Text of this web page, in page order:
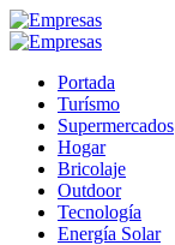
Saltar
al
Menú
Portada
Turísmo
Supermercados
Hogar
Bricolaje
Outdoor
Tecnología
Energía Solar